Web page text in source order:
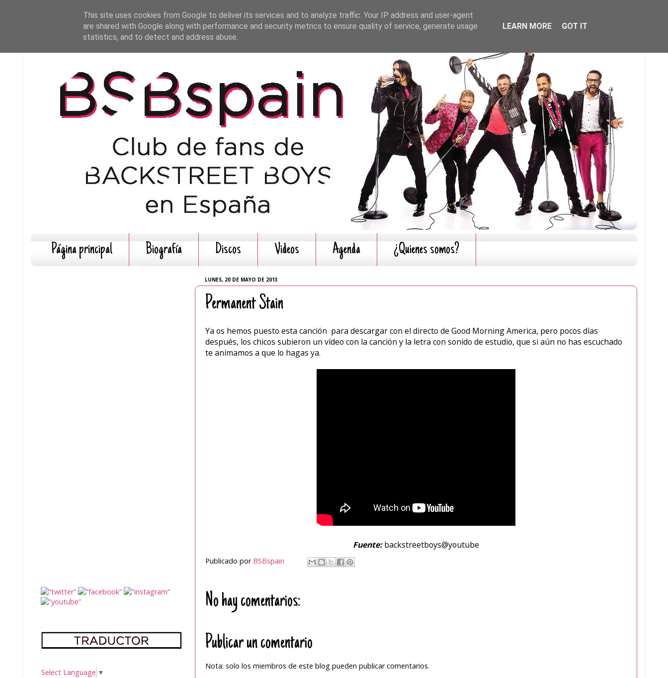
Página principal Biografía Discos Videos Agenda ¿Quienes somos?
LUNES, 20 DE MAYO DE 2013
Permanent Stain
Ya os hemos puesto esta canción para descargar con el directo de Good Morning America, pero pocos días
después, los chicos subieron un vídeo con la canción y la letra con sonido de estudio, que si aún no has escuchado
te animamos a que lo hagas ya.
Fuente:backstreetboys@youtube
Publicado por BSBspain
No hay comentarios:
Publicar un comentario
Nota: solo los miembros de este blog pueden publicar comentarios.
.
Select Language ▼
This site uses cookies from Google to deliver its services and to analyze traffic. Your IP address and user-agent
are shared with Google along with performance and security metrics to ensure quality of service, generate usage
statistics, and to detect and address abuse.
LEARN MORE GOT IT